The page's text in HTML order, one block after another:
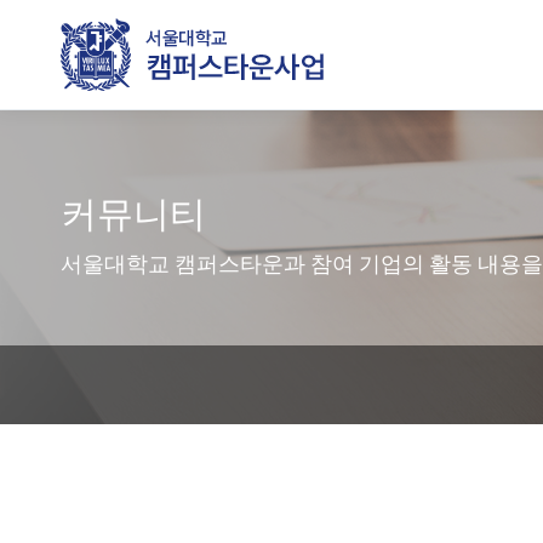
커뮤니티
서울대학교 캠퍼스타운과 참여 기업의 활동 내용